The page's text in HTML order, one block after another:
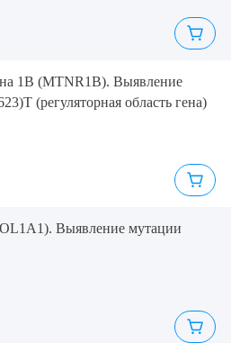
1B (MTNR1B). Выявление
(регуляторная область гена)
Выявление мутации